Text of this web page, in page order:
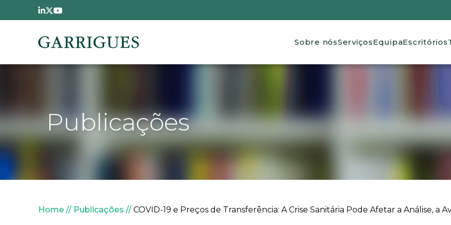
Passar para o conteúdo principal
Main navigation
Sobre nósServiçosEquipaEscritórios
Publicações
Navegação estrutural
Home Publicações COVID-19 e Preços de Transferência: A Crise Sanitária Pode Afetar a Análise, a